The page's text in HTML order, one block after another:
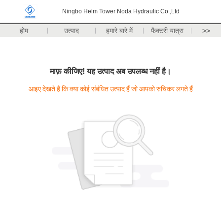
Ningbo Helm Tower Noda Hydraulic Co.,Ltd
होम उत्पाद हमारे बारे में फैक्टरी यात्रा >>
माफ़ कीजिए! यह उत्पाद अब उपलब्ध नहीं है।
आइए देखते हैं कि क्या कोई संबंधित उत्पाद हैं जो आपको रुचिकर लगते हैं